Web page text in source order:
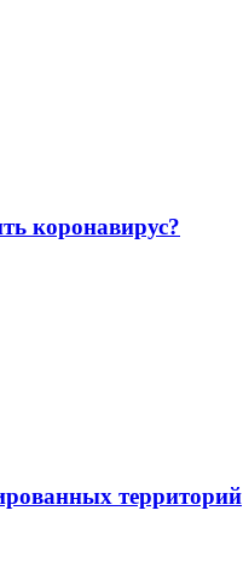
коронавирус?
территорий